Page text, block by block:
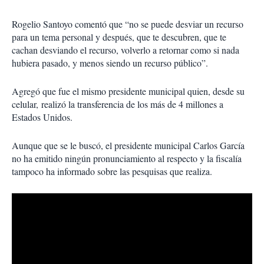
Rogelio Santoyo comentó que “no se puede desviar un recurso
para un tema personal y después, que te descubren, que te
cachan desviando el recurso, volverlo a retornar como si nada
hubiera pasado, y menos siendo un recurso público”.
Agregó que fue el mismo presidente municipal quien, desde su
celular, realizó la transferencia de los más de 4 millones a
Estados Unidos.
Aunque que se le buscó, el presidente municipal Carlos García
no ha emitido ningún pronunciamiento al respecto y la fiscalía
tampoco ha informado sobre las pesquisas que realiza.